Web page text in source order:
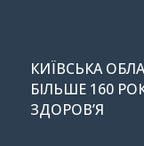
КИЇВСЬКА
БІЛЬШЕ 160
ЗДОРОВ’Я